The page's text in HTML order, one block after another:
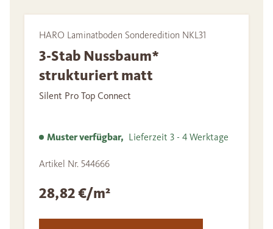
HARO Laminatboden Sonderedition NKL31
3-Stab Nussbaum*
strukturiert matt
Silent Pro Top Connect
Muster verfügbar, Lieferzeit 3 - 4 Werktage
Artikel Nr. 544666
28,82 €/m²